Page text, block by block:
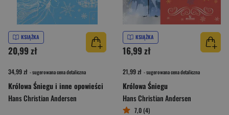
KSIĄŻKA
20,99 zł
34,99 zł - sugerowana cena detaliczna
Królowa Śniegu i inne opowieści
Hans Christian Andersen
KSIĄŻKA
16,99 zł
21,99 zł - sugerowana cena detaliczna
Królowa Śniegu
Hans Christian Andersen
7,0 (4)